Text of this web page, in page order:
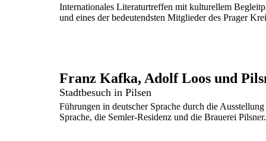
Internationales Literaturtreffen mit kulturellem
und eines der bedeutendsten Mitglieder des Prager
Franz Kafka, Adolf Loos und
Stadtbesuch in Pilsen
Führungen in deutscher Sprache durch die
Sprache, die Semler-Residenz und die Brauerei